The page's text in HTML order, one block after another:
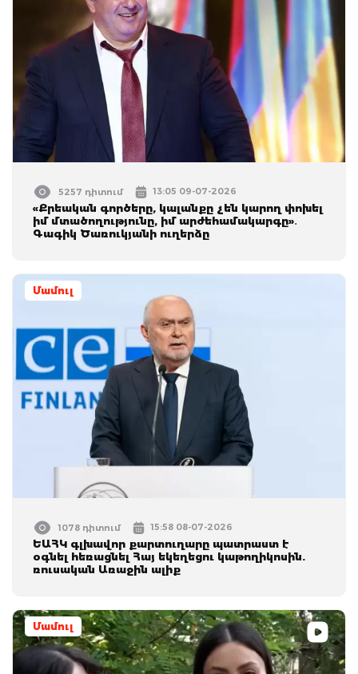
5257 դիտում 13:05 09-07-2026
«Քրեական գործերը, կալանքը չեն կարող փոխել
իմ մտածողությունը, իմ արժեհամակարգը»․
Գագիկ Ծառուկյանի ուղերձը
Մամուլ
1078 դիտում 15:58 08-07-2026
ԵԱՀԿ գլխավոր քարտուղարը պատրաստ է
օգնել հեռացնել Հայ եկեղեցու կաթողիկոսին.
ռուսական Առաջին ալիք
Մամուլ